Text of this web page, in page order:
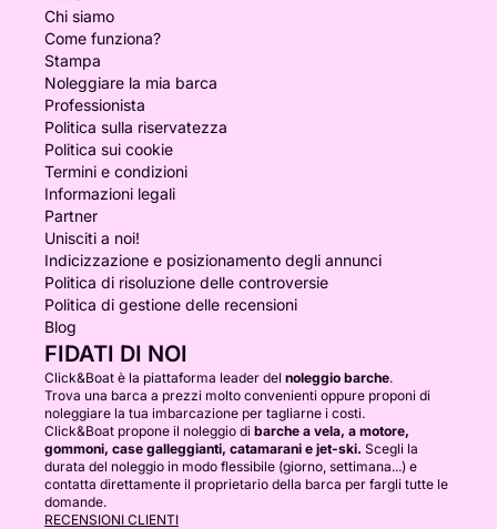
Chi siamo
Come funziona?
Stampa
Noleggiare la mia barca
Professionista
Politica sulla riservatezza
Politica sui cookie
Termini e condizioni
Informazioni legali
Partner
Unisciti a noi!
Indicizzazione e posizionamento degli annunci
Politica di risoluzione delle controversie
Politica di gestione delle recensioni
Blog
FIDATI DI NOI
Click&Boat è la piattaforma leader del noleggio barche.
Trova una barca a prezzi molto convenienti oppure proponi di
noleggiare la tua imbarcazione per tagliarne i costi.
Click&Boat propone il noleggio di barche a vela, a motore,
gommoni, case galleggianti, catamarani e jet-ski. Scegli la
durata del noleggio in modo flessibile (giorno, settimana...) e
contatta direttamente il proprietario della barca per fargli tutte le
domande.
RECENSIONI CLIENTI